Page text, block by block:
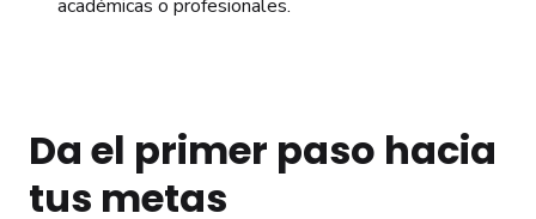
académicas o profesionales.
Da el primer paso hacia
tus metas